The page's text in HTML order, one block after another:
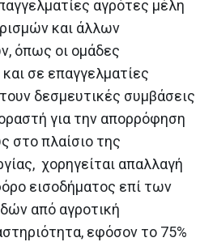
αγρότες μέλη
και άλλων
όπως οι ομάδες
σε επαγγελματίες
δεσμευτικές συμβάσεις
για την απορρόφηση
στο πλαίσιο της
χορηγείται απαλλαγή
εισοδήματος επί των
από αγροτική
εφόσον το 75%